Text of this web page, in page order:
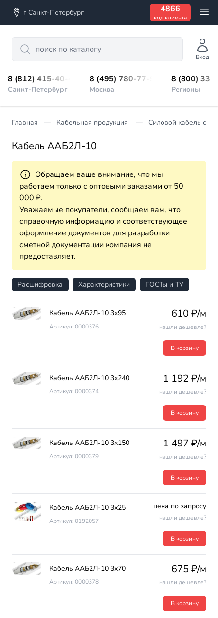
г Санкт-Петербург 4866
код клиента
Search
Вход
8 (812) 415-40-45
Санкт-Петербург
8 (495) 780-77-98
Москва
8 (800)
Регионы
Главная Кабельная продукция Силовой кабель с
Кабель ААБ2Л-10
Обращаем ваше внимание, что мы
работаем только с оптовыми заказами от 50
000 ₽.
Уважаемые покупатели, сообщаем вам, что
справочную информацию и соответствующее
оформление документов для разработки
сметной документации компания не
предоставляет.
Расшифровка Характеристики ГОСТы и ТУ
Кабель ААБ2Л-10 3х95
Артикул: 0000376
610 ₽/м
нашли дешевле?
В корзину
Кабель ААБ2Л-10 3х240
Артикул: 0000374
1 192 ₽/м
нашли дешевле?
В корзину
Кабель ААБ2Л-10 3х150
Артикул: 0000379
1 497 ₽/м
нашли дешевле?
В корзину
Кабель ААБ2Л-10 3х25
Артикул: 0192057
цена по запросу
нашли дешевле?
В корзину
Кабель ААБ2Л-10 3х70
Артикул: 0000378
675 ₽/м
нашли дешевле?
В корзину